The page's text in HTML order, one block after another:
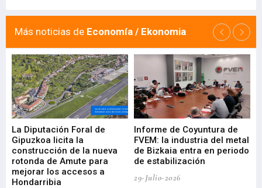
Más noticias de Economía / Ekonomia
La Diputación Foral de
Gipuzkoa licita la
construcción de la nueva
rotonda de Amute para
mejorar los accesos a
Hondarribia
Informe de Coyuntura de
FVEM: la industria del metal
de Bizkaia entra en periodo
de estabilización
29-Julio-2026